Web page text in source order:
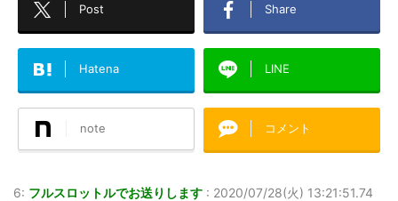
Post Share
Hatena LINE
note コメント
6: フルスロットルでお送りします : 2020/07/28(火) 13:21:51.74